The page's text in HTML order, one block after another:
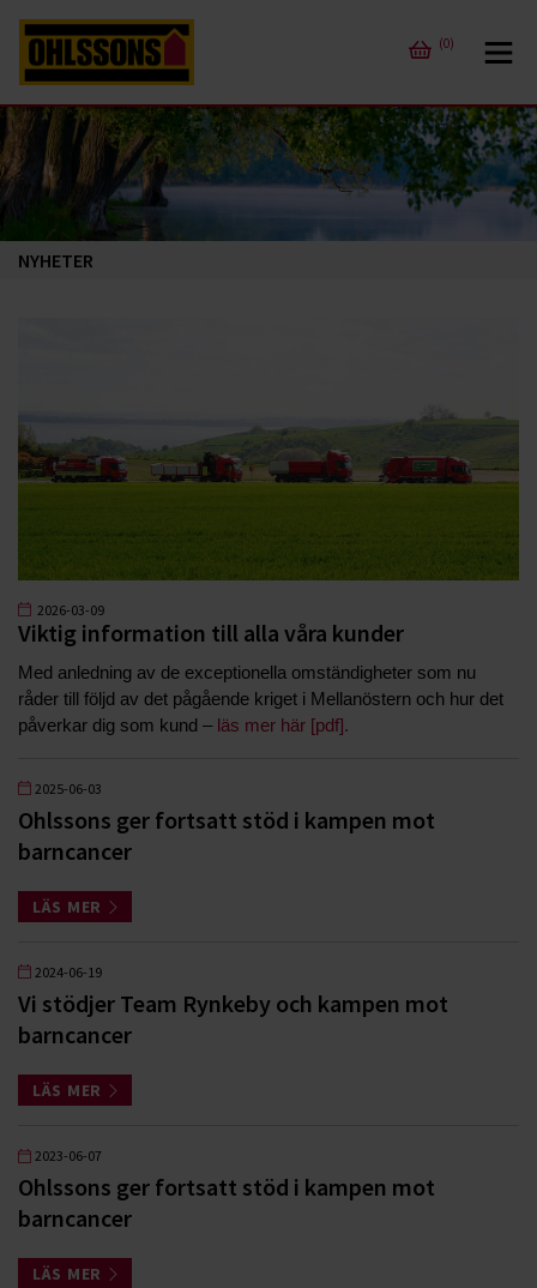
(0)
NYHETER
2026-03-09
Viktig information till alla våra kunder
Med anledning av de exceptionella omständigheter som nu
råder till följd av det pågående kriget i Mellanöstern och hur det
påverkar dig som kund – läs mer här [pdf].
2025-06-03
Ohlssons ger fortsatt stöd i kampen mot
barncancer
LÄS MER
2024-06-19
Vi stödjer Team Rynkeby och kampen mot
barncancer
LÄS MER
2023-06-07
Ohlssons ger fortsatt stöd i kampen mot
barncancer
LÄS MER